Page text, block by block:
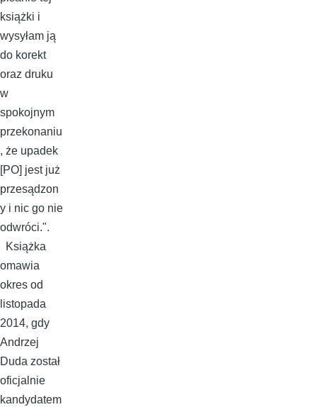
książki i
wysyłam ją
do korekt
oraz druku
w
spokojnym
przekonaniu
, że upadek
[PO] jest już
przesądzon
y i nic go nie
odwróci.".
Książka
omawia
okres od
listopada
2014, gdy
Andrzej
Duda został
oficjalnie
kandydatem